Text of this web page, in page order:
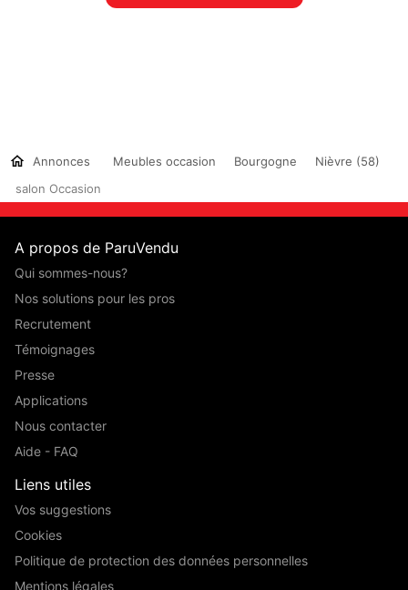
Annonces Meubles occasion Bourgogne
Nièvre (58)
salon Occasion
A propos de ParuVendu
Qui sommes-nous?
Nos solutions pour les pros
Recrutement
Témoignages
Presse
Applications
Nous contacter
Aide - FAQ
Liens utiles
Vos suggestions
Cookies
Politique de protection des données personnelles
Mentions légales